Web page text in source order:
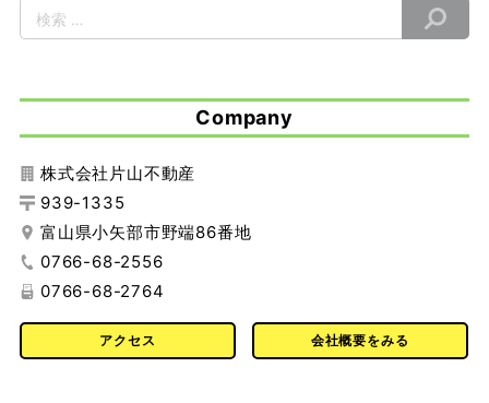
Company
株式会社片山不動産
939-1335
富山県小矢部市野端86番地
0766-68-2556
0766-68-2764
アクセス 会社概要をみる